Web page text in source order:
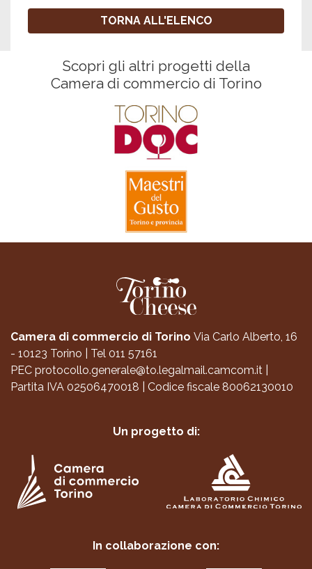
TORNA ALL'ELENCO
Scopri gli altri progetti della
Camera di commercio di Torino
Camera di commercio di Torino Via Carlo Alberto, 16
- 10123 Torino
Tel 011 57161
PEC protocollo.generale@to.legalmail.camcom.it
Partita IVA 02506470018
Codice fiscale 80062130010
Un progetto di:
In collaborazione con: